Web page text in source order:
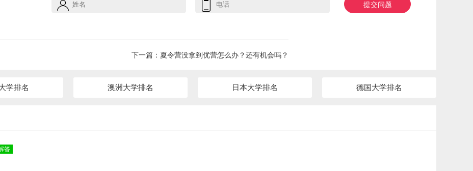
提交问题
下一篇： 夏令营没拿到优营怎么办？还有机会吗？
学排名 澳洲大学排名 日本大学排名 德国大学排名
答